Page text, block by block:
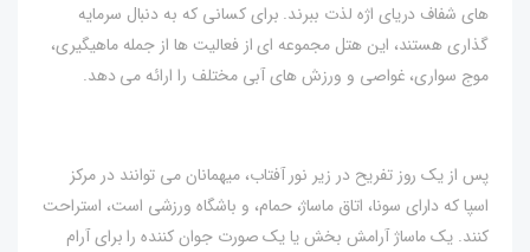
های شفاف دریای اژه لذت ببرند. برای کسانی که به دنبال سرمایه
گذاری هستند، این هتل مجموعه ای از فعالیت ها از جمله ماهیگیری،
موج سواری، غواصی و ورزش های آبی مختلف را ارائه می دهد.
پس از یک روز تفریح ​​در زیر نور آفتاب، میهمانان می توانند در مرکز
اسپا که دارای سونا، اتاق ماساژ، حمام، و باشگاه ورزشی است، استراحت
کنند. یک ماساژ آرامش بخش یا یک صورت جوان کننده را برای آرام